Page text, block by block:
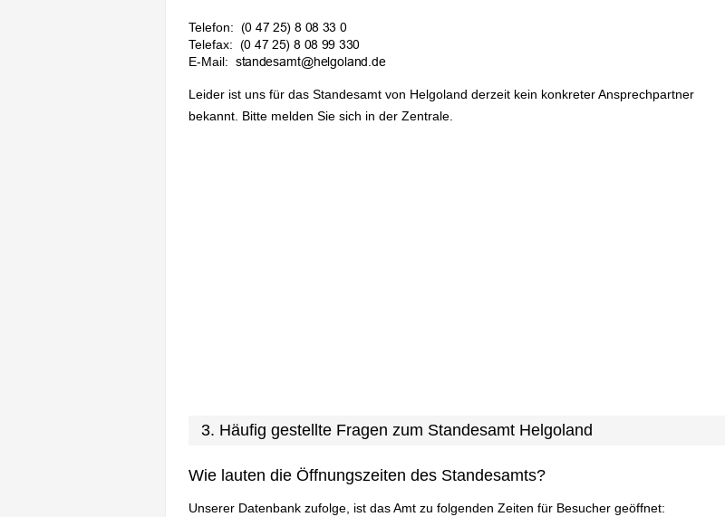
Telefon:
Telefax:
E-Mail:
Leider ist uns für das Standesamt von Helgoland derzeit kein konkreter Ansprechpartner
bekannt. Bitte melden Sie sich in der Zentrale.
3. Häufig gestellte Fragen zum Standesamt Helgoland
Wie lauten die Öffnungszeiten des Standesamts?
Unserer Datenbank zufolge, ist das Amt zu folgenden Zeiten für Besucher geöffnet: